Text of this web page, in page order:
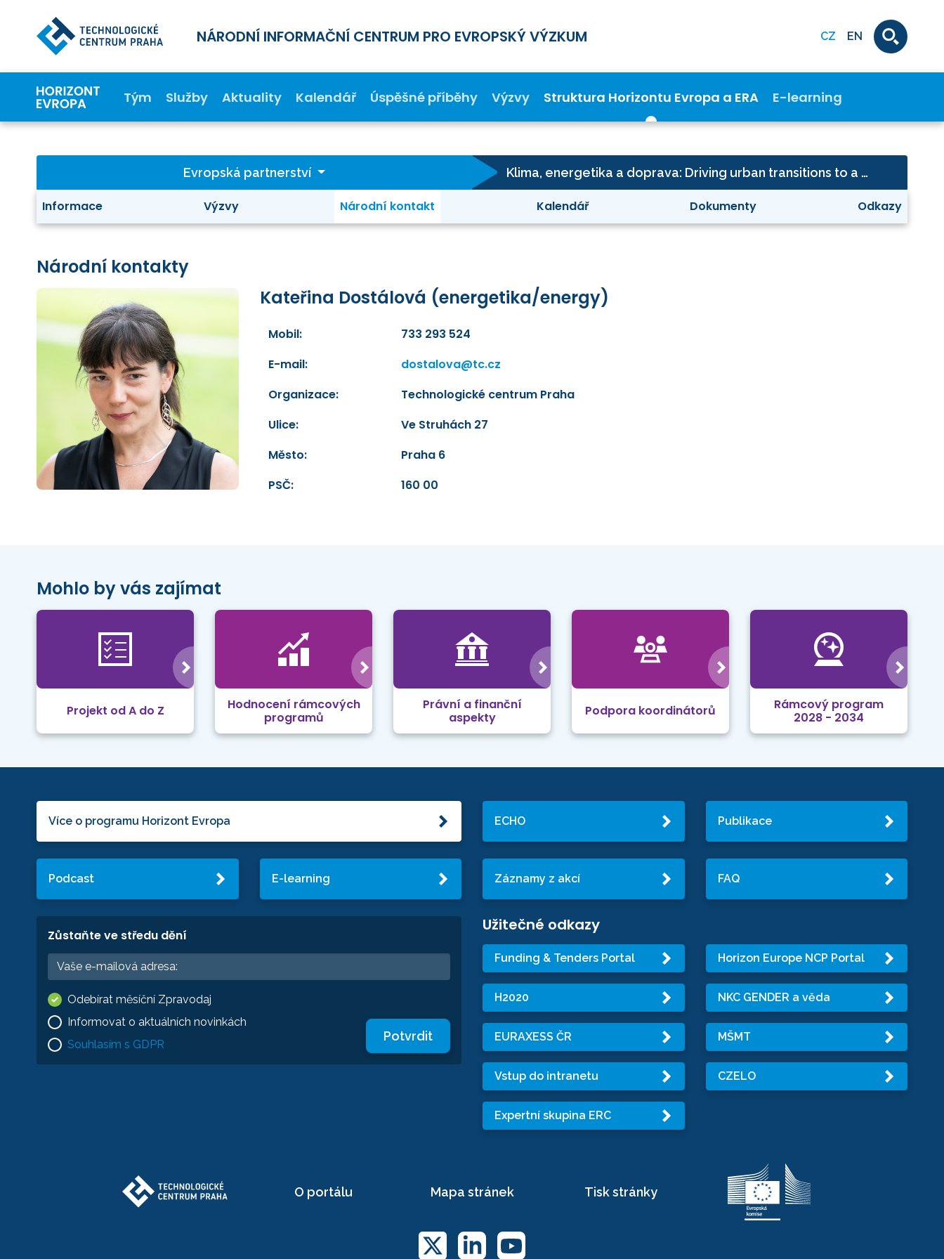
NÁRODNÍ INFORMAČNÍ CENTRUM PRO EVROPSKÝ VÝZKUM CZ EN
Tým Služby Aktuality Kalendář Úspěšné příběhy Výzvy Struktura Horizontu Evropa a ERA E-learning
Evropská partnerství Klima, energetika a doprava: Driving urban transitions to a sustainable future (DUT)
Informace Výzvy Národní kontakt Kalendář Dokumenty Odkazy
Národní kontakty
Kateřina Dostálová (energetika/energy)
Mobil:
733 293 524
E-mail:
dostalova@tc.cz
Organizace:
Technologické centrum Praha
Ulice:
Ve Struhách 27
Město:
Praha 6
PSČ:
160 00
Mohlo by vás zajímat
Projekt od A do Z
Hodnocení rámcových
programů
Právní a finanční
aspekty
Podpora koordinátorů
Rámcový program
2028 - 2034
Více o programu Horizont Evropa
Podcast E-learning
Zůstaňte ve středu dění
Odebírat měsíční Zpravodaj
Informovat o aktuálních novinkách
Souhlasím s GDPR
Potvrdit
ECHO Publikace
Záznamy z akcí FAQ
Užitečné odkazy
Funding & Tenders Portal Horizon Europe NCP Portal
H2020 NKC GENDER a věda
EURAXESS ČR MŠMT
Vstup do intranetu CZELO
Expertní skupina ERC
O portálu Mapa stránek Tisk stránky